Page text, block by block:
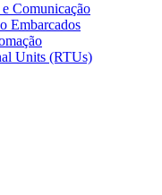
Comunicação
Embarcados
Units (RTUs)